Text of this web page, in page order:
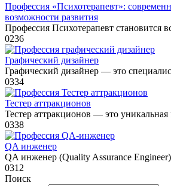
Профессия «Психотерапевт»:
возможности развития
Профессия Психотерапевт становится
0236
Графический дизайнер
Графический дизайнер — это
0334
Тестер аттракционов
Тестер аттракционов — это уникальная
0338
QA инженер
QA инженер (Quality Assurance
0312
Поиск